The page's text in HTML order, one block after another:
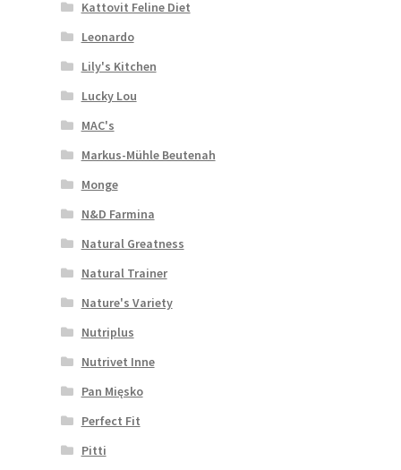
Kattovit Feline Diet
Leonardo
Lily's Kitchen
Lucky Lou
MAC's
Markus-Mühle Beutenah
Monge
N&D Farmina
Natural Greatness
Natural Trainer
Nature's Variety
Nutriplus
Nutrivet Inne
Pan Mięsko
Perfect Fit
Pitti